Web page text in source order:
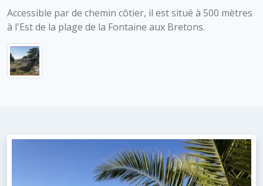
Accessible par de chemin côtier, il est situé à 500 mètres
à l'Est de la plage de la Fontaine aux Bretons.